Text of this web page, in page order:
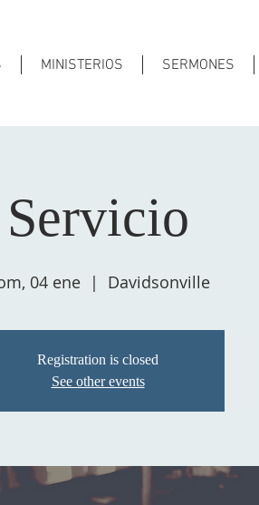
MINISTERIOS SERMONES
Servicio
04 ene
  |
Davidsonville
Registration is closed
See other events